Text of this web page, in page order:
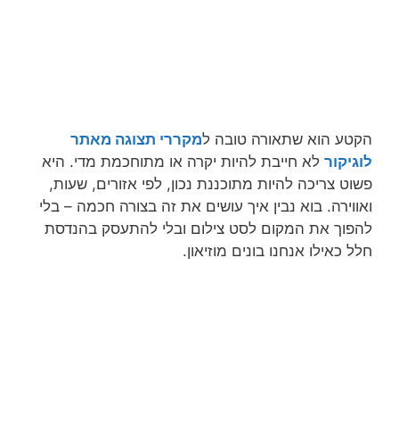
הקטע הוא שתאורה טובה למקררי תצוגה מאתר
לוגיקור לא חייבת להיות יקרה או מתוחכמת מדי. היא
פשוט צריכה להיות מתוכננת נכון, לפי אזורים, שעות,
ואווירה. בוא נבין איך עושים את זה בצורה חכמה – בלי
להפוך את המקום לסט צילום ובלי להתעסק בהנדסת
חלל כאילו אנחנו בונים מוזיאון.